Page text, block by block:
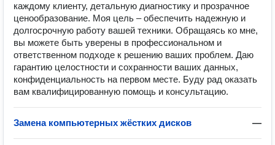
каждому клиенту, детальную диагностику и прозрачное
ценообразование. Моя цель – обеспечить надежную и
долгосрочную работу вашей техники. Обращаясь ко мне,
вы можете быть уверены в профессиональном и
ответственном подходе к решению ваших проблем. Даю
гарантию целостности и сохранности ваших данных,
конфиденциальность на первом месте. Буду рад оказать
вам квалифицированную помощь и консультацию.
Замена компьютерных жёстких дисков —